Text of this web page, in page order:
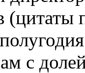
(цитаты
с